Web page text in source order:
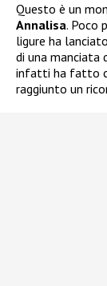
Questo è un
Annalisa. Poco
ligure ha
di una manciata
infatti ha fatto
raggiunto un